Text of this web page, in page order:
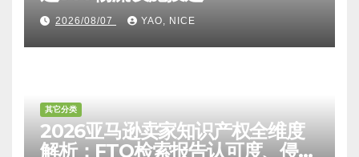
广告引流 其它分类
巴西取消50美元以下进口税，亚马